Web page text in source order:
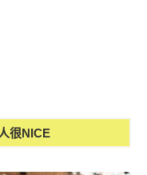
很NICE